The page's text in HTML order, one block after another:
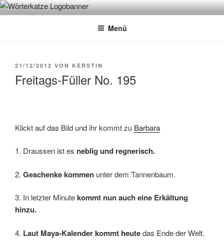
Zum
InhaltWÖRTERKATZE
Von Büchern erzählen
Menü
VERÖFFENTLICHT
21/12/2012 VON KERSTIN
Freitags-Füller No. 195
Klickt auf das Bild und ihr kommt zu Barbara
1. Draussen ist es neblig und regnerisch.
2. Geschenke kommen unter dem Tannenbaum.
3. In letzter Minutekommt nun auch eine Erkältung
hinzu.
4. Laut Maya-Kalender kommt heutedas Ende der Welt.